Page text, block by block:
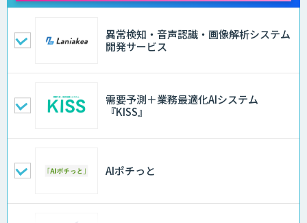
異常検知・音声認識・画像解析システム
開発サービス
需要予測＋業務最適化AIシステム
『KISS』
AIポチっと